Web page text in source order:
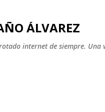
ÁLVAREZ
internet de siempre.